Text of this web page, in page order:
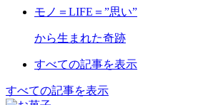
モノ＝LIFE＝”思い”
から生まれた奇跡
すべての記事を表示
すべての記事を表示